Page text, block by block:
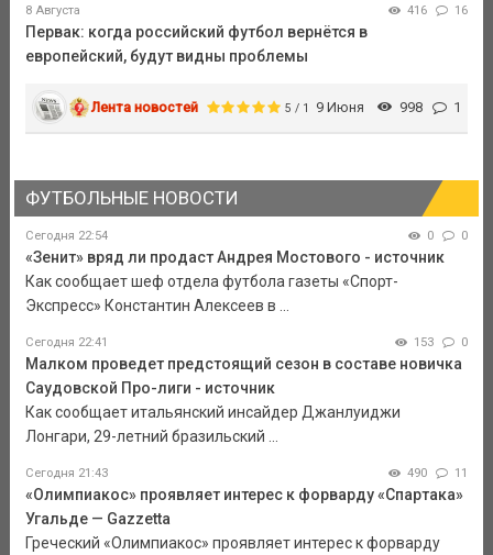
8 Августа 416 16
Первак: когда российский футбол вернётся в
европейский, будут видны проблемы
Лента новостей 5 / 1 9 Июня 998 1
ФУТБОЛЬНЫЕ НОВОСТИ
Сегодня 22:54 0 0
«Зенит» вряд ли продаст Андрея Мостового - источник
Как сообщает шеф отдела футбола газеты «Спорт-
Экспресс» Константин Алексеев в ...
Сегодня 22:41 153 0
Малком проведет предстоящий сезон в составе новичка
Саудовской Про-лиги - источник
Как сообщает итальянский инсайдер Джанлуиджи
Лонгари, 29-летний бразильский ...
Сегодня 21:43 490 11
«Олимпиакос» проявляет интерес к форварду «Спартака»
Угальде — Gazzetta
Греческий «Олимпиакос» проявляет интерес к форварду